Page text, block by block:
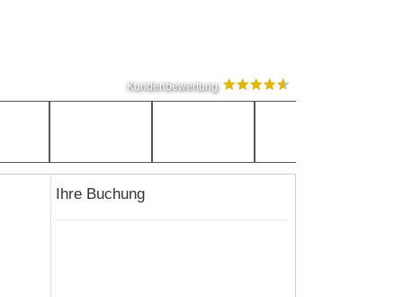
Kundenbewertung
Ihre Buchung